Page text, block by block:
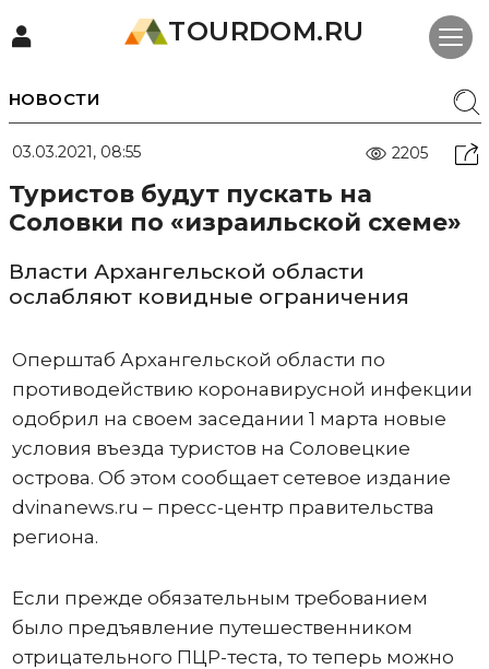
TOURDOM.RU
НОВОСТИ
03.03.2021, 08:55 2205
Туристов будут пускать на
Соловки по «израильской схеме»
Власти Архангельской области
ослабляют ковидные ограничения
Оперштаб Архангельской области по
противодействию коронавирусной инфекции
одобрил на своем заседании 1 марта новые
условия въезда туристов на Соловецкие
острова. Об этом сообщает сетевое издание
dvinanews.ru – пресс-центр правительства
региона.
Если прежде обязательным требованием
было предъявление путешественником
отрицательного ПЦР-теста, то теперь можно